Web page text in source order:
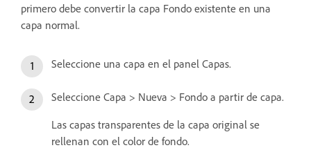
primero debe convertir la capa Fondo existente en una
capa normal.
Seleccione una capa en el panel Capas.
Seleccione Capa > Nueva > Fondo a partir de capa.
Las capas transparentes de la capa original se
rellenan con el color de fondo.